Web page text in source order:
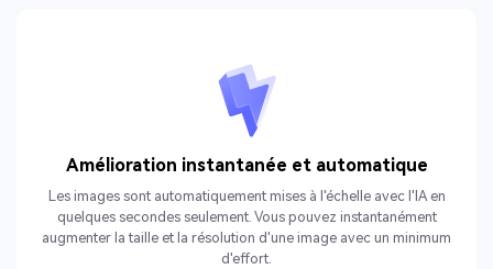
Amélioration instantanée et automatique
Les images sont automatiquement mises à l'échelle avec l'IA en
quelques secondes seulement. Vous pouvez instantanément
augmenter la taille et la résolution d'une image avec un minimum
d'effort.